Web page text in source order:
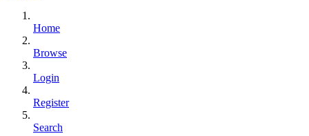
Home
Browse
Login
Register
Search